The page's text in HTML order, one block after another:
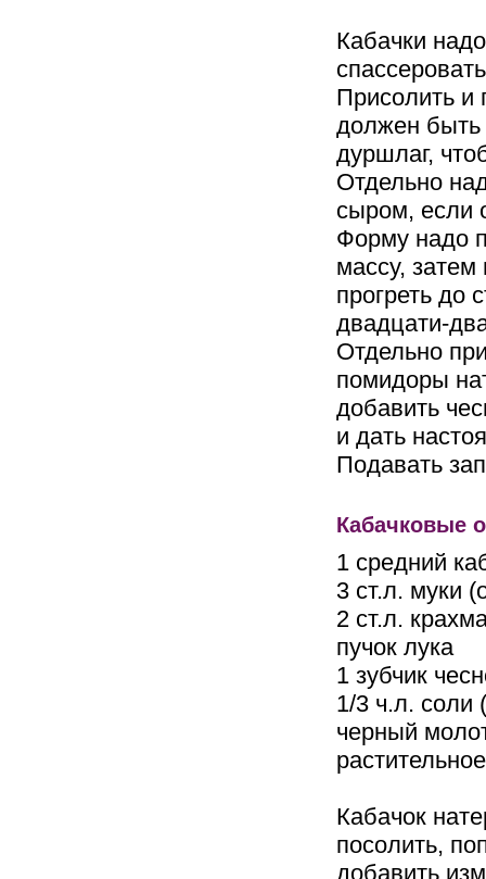
Кабачки
Присолить и
должен быть
дуршлаг,
Отдельно
сыром, если
Форму надо
массу,
прогреть до
двадцати-
Отдельно
помидоры
добавить
и дать
Подавать
Кабачковые
1 средний
3 ст.л. муки
2 ст.л.
пучок лука
1 зубчик
1/3 ч.л. соли
черный
Кабачок
посолить,
добавить